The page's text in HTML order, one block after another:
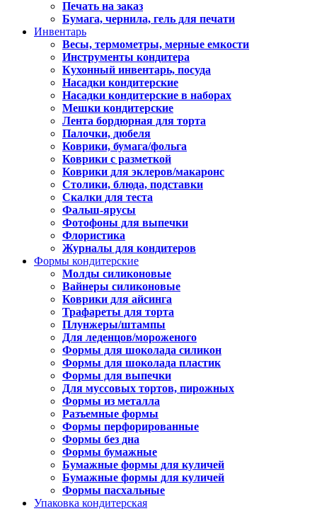
Печать на заказ
Бумага, чернила, гель для печати
Инвентарь
Весы, термометры, мерные емкости
Инструменты кондитера
Кухонный инвентарь, посуда
Насадки кондитерские
Насадки кондитерские в наборах
Мешки кондитерские
Лента бордюрная для торта
Палочки, дюбеля
Коврики, бумага/фольга
Коврики с разметкой
Коврики для эклеров/макаронс
Столики, блюда, подставки
Скалки для теста
Фальш-ярусы
Фотофоны для выпечки
Флористика
Журналы для кондитеров
Формы кондитерские
Молды силиконовые
Вайнеры силиконовые
Коврики для айсинга
Трафареты для торта
Плунжеры/штампы
Для леденцов/мороженого
Формы для шоколада силикон
Формы для шоколада пластик
Формы для выпечки
Для муссовых тортов, пирожных
Формы из металла
Разъемные формы
Формы перфорированные
Формы без дна
Формы бумажные
Бумажные формы для куличей
Бумажные формы для куличей
Формы пасхальные
Упаковка кондитерская